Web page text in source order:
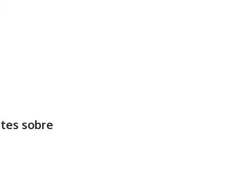
sobre